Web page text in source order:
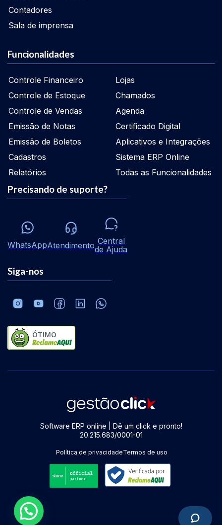
Contadores
Sala de imprensa
Funcionalidades
Controle Financeiro
Controle de Estoque
Controle de Vendas
Emissão de Notas
Emissão de Boletos
Cadastros
Relatórios
Lojas
Chamados
Agenda
Certificado Digital
Aplicativos e Integrações
Sistema ERP Online
Todas as Funcionalidades
Precisando de suporte?
WhatsAppAtendimento Central
de Ajuda
Siga-nos
ÓTIMO
Software ERP online | Dê um click e pronto!
20.215.683/0001-01
Política de privacidadeTermos de uso